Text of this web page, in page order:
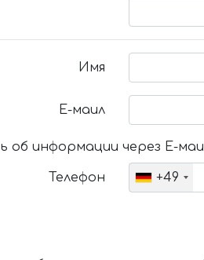
Имя
Е-маил
об информации через Е-
Телефон +49